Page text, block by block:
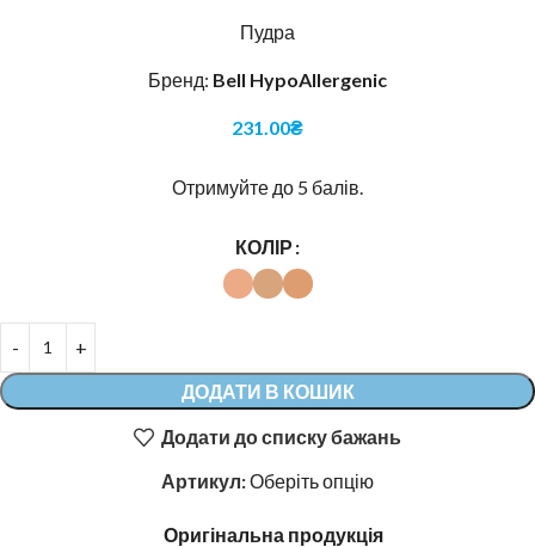
Пудра
Бренд: Bell HypoAllergenic
231.00₴
Отримуйте до 5 балів.
КОЛІР
ДОДАТИ В КОШИК
Alternative:
Додати до списку бажань
Артикул:Оберіть опцію
Оригінальна продукція